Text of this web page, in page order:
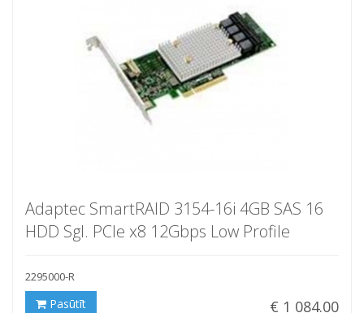
Adaptec SmartRAID 3154-16i 4GB SAS 16
HDD Sgl. PCIe x8 12Gbps Low Profile
2295000-R
€ 1 084.00
Pasūtīt